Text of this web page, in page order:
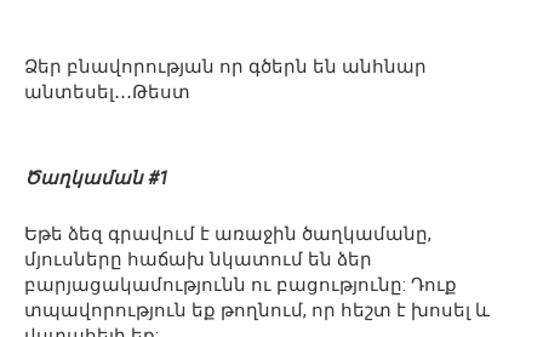
Ձեր բնավորության որ գծերն են անհնար
անտեսել․․․Թեստ
Ծաղկաման #1
Եթե ձեզ գրավում է առաջին ծաղկամանը,
մյուսները հաճախ նկատում են ձեր
բարյացակամությունն ու բացությունը: Դուք
տպավորություն եք թողնում, որ հեշտ է խոսել և